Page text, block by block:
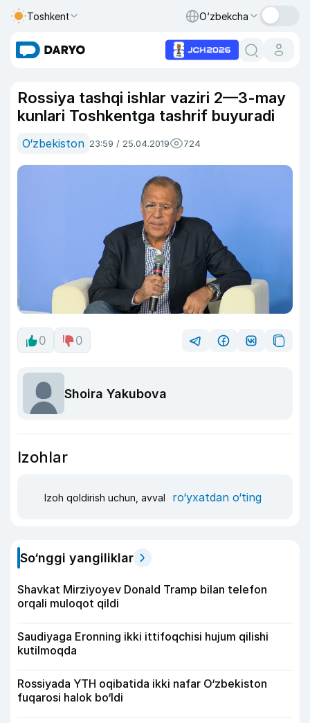
Toshkent O‘zbekcha
Rossiya tashqi ishlar vaziri 2—3-may
kunlari Toshkentga tashrif buyuradi
O‘zbekiston 23:59 / 25.04.2019 724
0 0
Shoira Yakubova
Izohlar
Izoh qoldirish uchun, avval ro‘yxatdan o‘ting
So‘nggi yangiliklar
Shavkat Mirziyoyev Donald Tramp bilan telefon
orqali muloqot qildi
Saudiyaga Eronning ikki ittifoqchisi hujum qilishi
kutilmoqda
Rossiyada YTH oqibatida ikki nafar O‘zbekiston
fuqarosi halok bo‘ldi